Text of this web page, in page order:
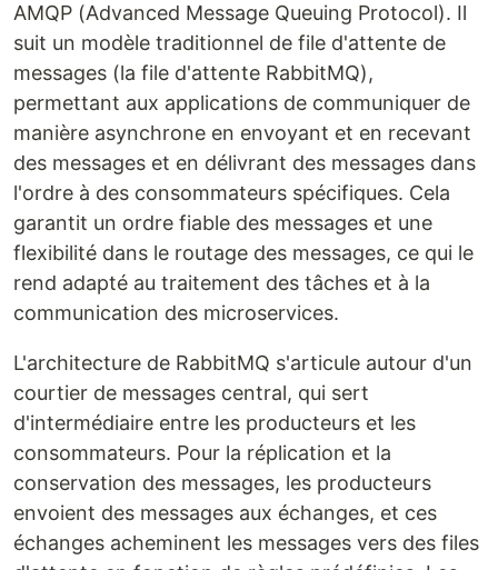
AMQP (Advanced Message Queuing Protocol). Il
suit un modèle traditionnel de file d'attente de
messages (la file d'attente RabbitMQ),
permettant aux applications de communiquer de
manière asynchrone en envoyant et en recevant
des messages et en délivrant des messages dans
l'ordre à des consommateurs spécifiques. Cela
garantit un ordre fiable des messages et une
flexibilité dans le routage des messages, ce qui le
rend adapté au traitement des tâches et à la
communication des microservices.
L'architecture de RabbitMQ s'articule autour d'un
courtier de messages central, qui sert
d'intermédiaire entre les producteurs et les
consommateurs. Pour la réplication et la
conservation des messages, les producteurs
envoient des messages aux échanges, et ces
échanges acheminent les messages vers des files